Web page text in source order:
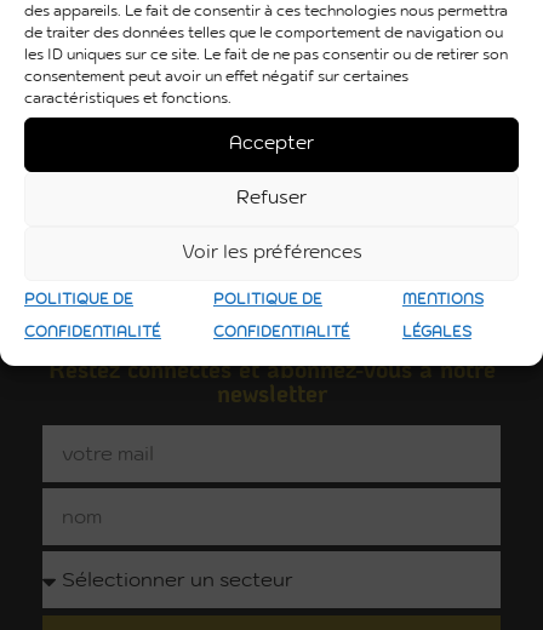
des appareils. Le fait de consentir à ces technologies nous permettra
de traiter des données telles que le comportement de navigation ou
les ID uniques sur ce site. Le fait de ne pas consentir ou de retirer son
consentement peut avoir un effet négatif sur certaines
caractéristiques et fonctions.
Accepter
Refuser
Voir les préférences
POLITIQUE DE
CONFIDENTIALITÉ
POLITIQUE DE
CONFIDENTIALITÉ
MENTIONS
LÉGALES
Restez connectés et abonnez-vous à notre
newsletter